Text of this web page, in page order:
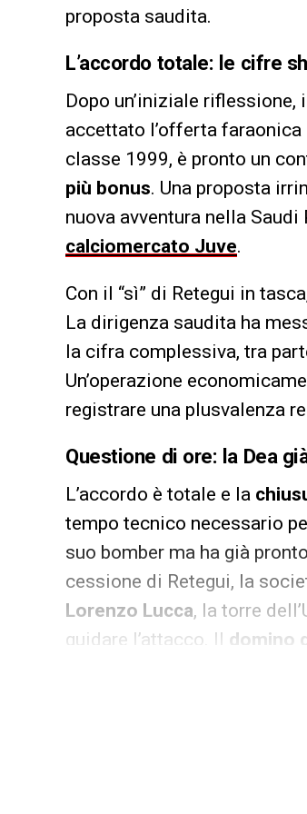
proposta saudita.
L’accordo totale: le cifre
Dopo un’iniziale
accettato l’offerta faraonica
classe 1999, è pronto un
più bonus. Una proposta
nuova avventura nella
calciomercato Juve.
Con il “sì” di Retegui in
La dirigenza saudita ha
la cifra complessiva, tra
Un’operazione
registrare una plusvalenza
Questione di ore: la Dea
L’accordo è totale e la
tempo tecnico necessario
suo bomber ma ha già
cessione di Retegui, la
Lorenzo Lucca, la torre
guidare l’attacco. Il domino